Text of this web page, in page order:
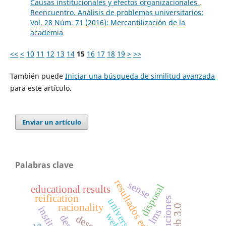
Causas institucionales y efectos organizacionales ,
Reencuentro. Análisis de problemas universitarios:
Vol. 28 Núm. 71 (2016): Mercantilización de la
academia
<< < 10 11 12 13 14 15 16 17 18 19 > >>
También puede Iniciar una búsqueda de similitud avanzada
para este artículo.
Enviar un artículo
Palabras clave
racionality disposal
reification
educational results
lms
sense